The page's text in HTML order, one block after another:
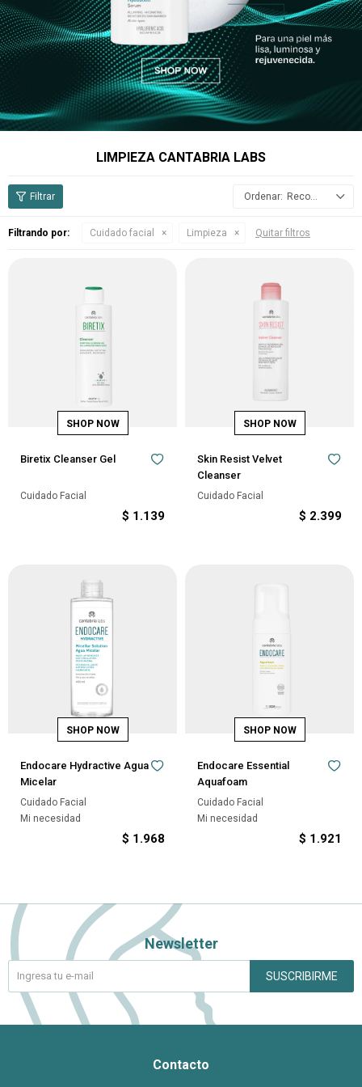
LIMPIEZA CANTABRIA LABS
Recomendados
Filtrando por: Cuidado facial Limpieza Quitar filtros
Biretix Cleanser Gel
Cuidado Facial
$ 1.139
Skin Resist Velvet
Cleanser
Cuidado Facial
$ 2.399
Endocare Hydractive Agua
Micelar
Cuidado Facial
Mi necesidad
$ 1.968
Endocare Essential
Aquafoam
Cuidado Facial
Mi necesidad
$ 1.921
Contacto
Newsletter
SUSCRIBIRME